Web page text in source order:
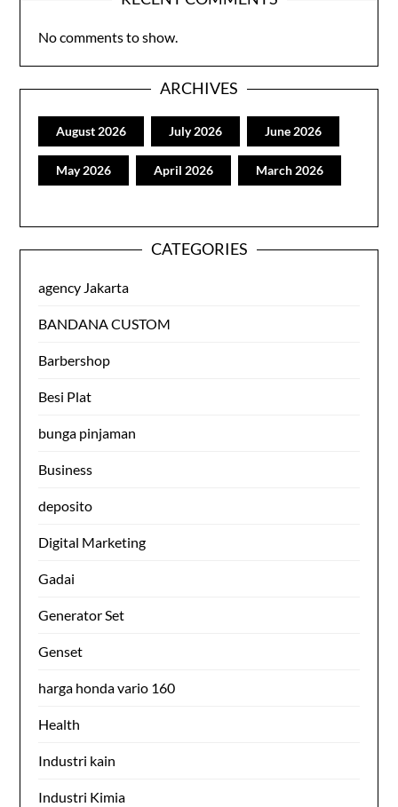
No comments to show.
ARCHIVES
August 2026 July 2026 June 2026
May 2026 April 2026 March 2026
CATEGORIES
agency Jakarta
BANDANA CUSTOM
Barbershop
Besi Plat
bunga pinjaman
Business
deposito
Digital Marketing
Gadai
Generator Set
Genset
harga honda vario 160
Health
Industri kain
Industri Kimia